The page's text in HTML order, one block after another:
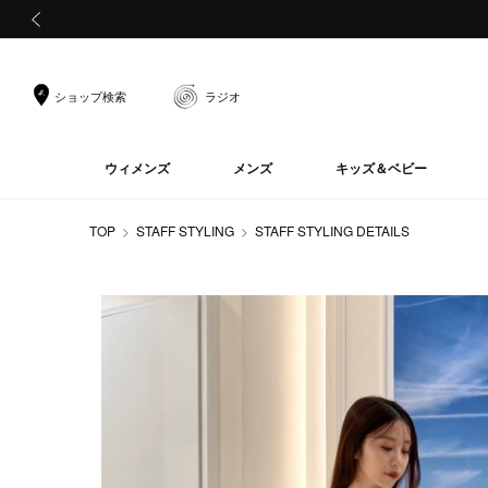
ショップ検索 ラジオ
ウィメンズ メンズ キッズ＆ベビー
TOP STAFF STYLING STAFF STYLING DETAILS